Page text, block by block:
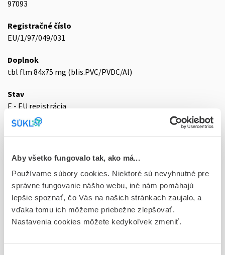
Aby všetko fungovalo tak, ako má...
Používame súbory cookies. Niektoré sú nevyhnutné pre
správne fungovanie nášho webu, iné nám pomáhajú
lepšie spoznať, čo Vás na našich stránkach zaujalo, a
vďaka tomu ich môžeme priebežne zlepšovať.
Nastavenia cookies môžete kedykoľvek zmeniť.
97093
Registračné číslo
EU/1/97/049/031
Doplnok
tbl flm 84x75 mg (blis.PVC/PVDC/Al)
Stav
E - EU registrácia
Typ registračnej procedúry
Európska
Držiteľ, krajina
Sanofi Winthrop Industrie, Francúzsko
Indikačná skupina
58 - HYPOTENSIVA
C
KARDIOVASKULÁRNY SYSTÉM